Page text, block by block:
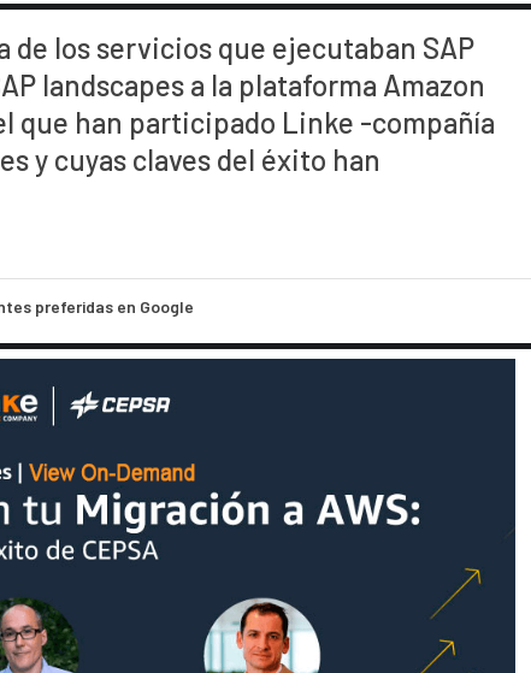
de los servicios que ejecutaban SAP
landscapes a la plataforma Amazon
que han participado Linke -compañía
y cuyas claves del éxito han
preferidas en Google